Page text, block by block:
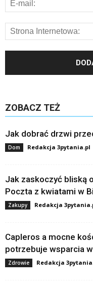
ZOBACZ TEŻ
Jak dobrać drzwi
Dom Redakcja 3pytania.pl
Jak zaskoczyć bliską
Poczta z kwiatami w
Zakupy Redakcja
Capleros a mocne
potrzebuje wsparcia
Zdrowie Redakcja